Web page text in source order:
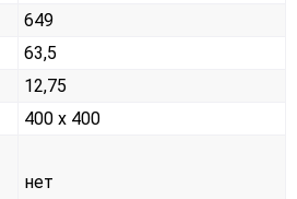
649
63,5
12,75
400 x 400
нет